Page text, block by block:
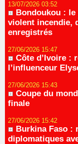
13/07/2026 03:52
Bondoukou : le
violent incendie,
enregistrés
27/06/2026 15:47
Côte d’Ivoire :
l’influenceur
27/06/2026 15:43
Coupe du
finale
27/06/2026 15:42
Burkina Faso :
diplomatiques